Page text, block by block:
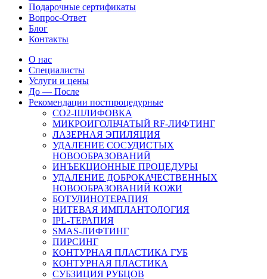
Подарочные сертификаты
Вопрос-Ответ
Блог
Контакты
О нас
Специалисты
Услуги и цены
До — После
Рекомендации постпроцедурные
СO2-ШЛИФОВКА
МИКРОИГОЛЬЧАТЫЙ RF-ЛИФТИНГ
ЛАЗЕРНАЯ ЭПИЛЯЦИЯ
УДАЛЕНИЕ СОСУДИСТЫХ
НОВООБРАЗОВАНИЙ
ИНЪЕКЦИОННЫЕ ПРОЦЕДУРЫ
УДАЛЕНИЕ ДОБРОКАЧЕСТВЕННЫХ
НОВООБРАЗОВАНИЙ КОЖИ
БОТУЛИНОТЕРАПИЯ
НИТЕВАЯ ИМПЛАНТОЛОГИЯ
IPL-ТЕРАПИЯ
SMAS-ЛИФТИНГ
ПИРСИНГ
КОНТУРНАЯ ПЛАСТИКА ГУБ
КОНТУРНАЯ ПЛАСТИКА
СУБЗИЦИЯ РУБЦОВ